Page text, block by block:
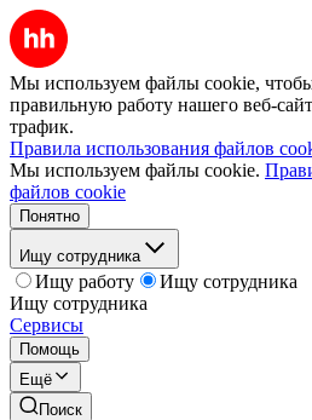
Мы используем файлы cookie,
правильную работу нашего веб-
трафик.
Правила использования файлов
Мы используем файлы cookie.
файлов cookie
Понятно
Ищу сотрудника
Ищу работу
Ищу сотрудника
Ищу сотрудника
Сервисы
Помощь
Ещё
Поиск